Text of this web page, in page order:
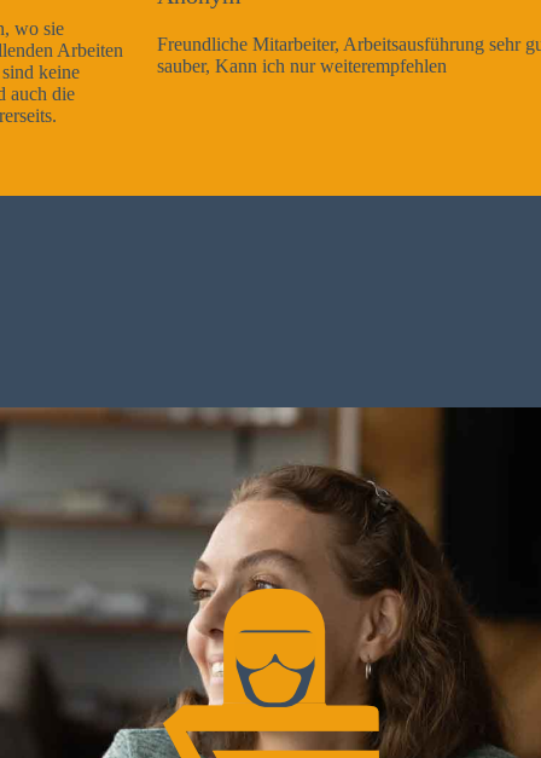
Freundliche Mitarbeiter, Arbeitsausführung sehr gut und sehr
sauber, Kann ich nur weiterempfehlen